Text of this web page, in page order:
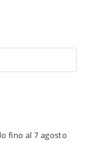
fino al 7 agosto